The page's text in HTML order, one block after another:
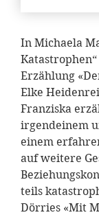
In Michaela
Erzählung
Elke
Franziska
irgendeinem
einem
auf weitere
teils
Dörries «Mit